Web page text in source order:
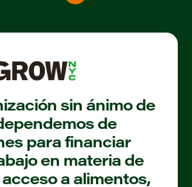
sin ánimo de
de
para financiar
en materia de
a alimentos,